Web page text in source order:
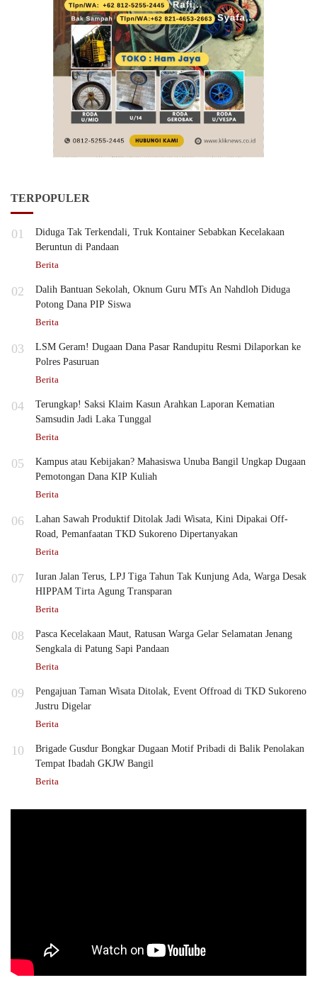
TERPOPULER
01
Diduga Tak Terkendali, Truk Kontainer Sebabkan Kecelakaan
Beruntun di Pandaan
Berita
02
Dalih Bantuan Sekolah, Oknum Guru MTs An Nahdloh Diduga
Potong Dana PIP Siswa
Berita
03
LSM Geram! Dugaan Dana Pasar Randupitu Resmi Dilaporkan ke
Polres Pasuruan
Berita
04
Terungkap! Saksi Klaim Kasun Arahkan Laporan Kematian
Samsudin Jadi Laka Tunggal
Berita
05
Kampus atau Kebijakan? Mahasiswa Unuba Bangil Ungkap Dugaan
Pemotongan Dana KIP Kuliah
Berita
06
Lahan Sawah Produktif Ditolak Jadi Wisata, Kini Dipakai Off-
Road, Pemanfaatan TKD Sukoreno Dipertanyakan
Berita
07
Iuran Jalan Terus, LPJ Tiga Tahun Tak Kunjung Ada, Warga Desak
HIPPAM Tirta Agung Transparan
Berita
08
Pasca Kecelakaan Maut, Ratusan Warga Gelar Selamatan Jenang
Sengkala di Patung Sapi Pandaan
Berita
09
Pengajuan Taman Wisata Ditolak, Event Offroad di TKD Sukoreno
Justru Digelar
Berita
10
Brigade Gusdur Bongkar Dugaan Motif Pribadi di Balik Penolakan
Tempat Ibadah GKJW Bangil
Berita